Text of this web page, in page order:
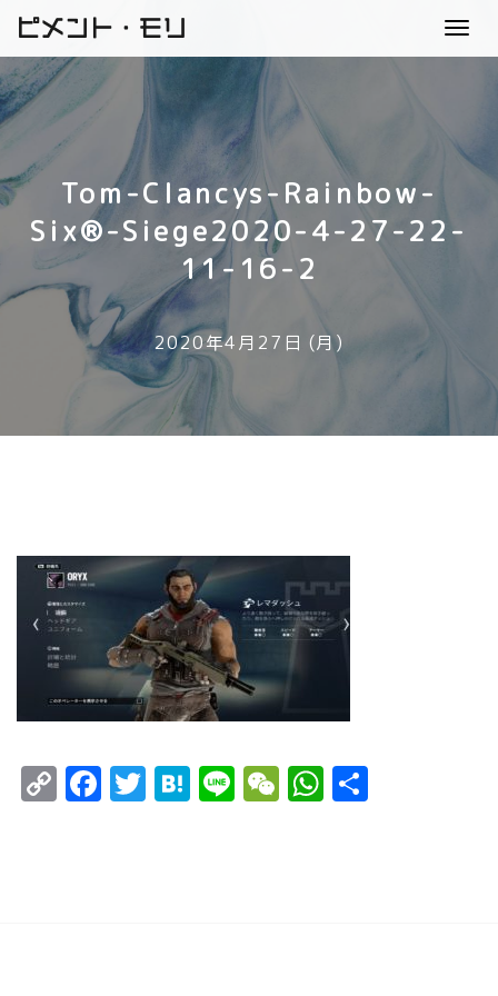
ピメント・モリ
Tom-Clancys-Rainbow-
Six®-Siege2020-4-27-22-
11-16-2
2020年4月27日 (月)
CopyFacebook
Twitter
Hatena
LineWeChat
WhatsApp